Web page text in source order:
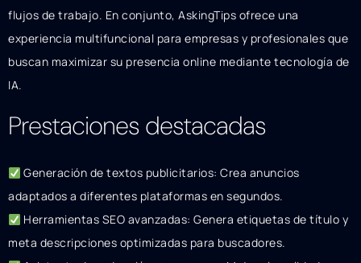
flujos de trabajo. En conjunto, AskingTips ofrece una
experiencia multifuncional para empresas y profesionales que
buscan maximizar su presencia online mediante tecnología de
IA.
Prestaciones destacadas
Generación de textos publicitarios: Crea anuncios
adaptados a diferentes plataformas en segundos.
Herramientas SEO avanzadas: Genera etiquetas de título y
meta descripciones optimizadas para buscadores.